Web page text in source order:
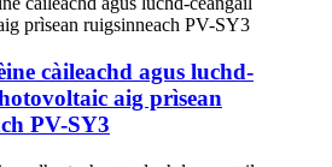
càileachd agus luchd-
aig prìsean
PV-SY3